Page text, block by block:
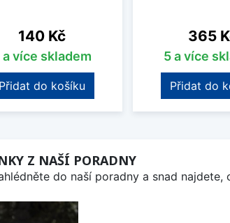
Cena
140 Kč
a více skladem
Přidat do košíku
Cena
365
5 a více
Přidat do
Z NAŠÍ PORADNY
do naší poradny a snad